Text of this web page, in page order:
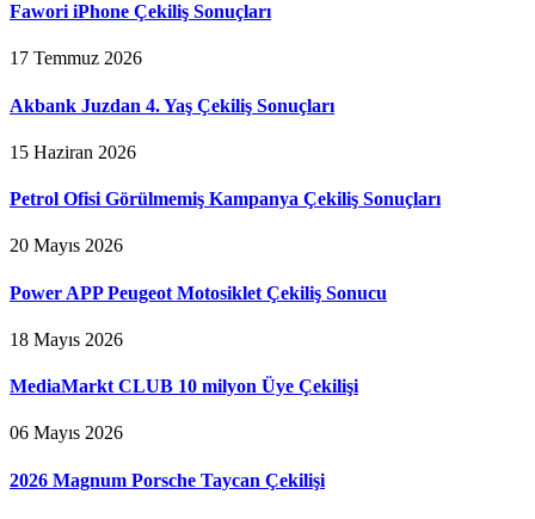
Fawori iPhone Çekiliş Sonuçları
17 Temmuz 2026
Akbank Juzdan 4. Yaş Çekiliş Sonuçları
15 Haziran 2026
Petrol Ofisi Görülmemiş Kampanya Çekiliş Sonuçları
20 Mayıs 2026
Power APP Peugeot Motosiklet Çekiliş Sonucu
18 Mayıs 2026
MediaMarkt CLUB 10 milyon Üye Çekilişi
06 Mayıs 2026
2026 Magnum Porsche Taycan Çekilişi